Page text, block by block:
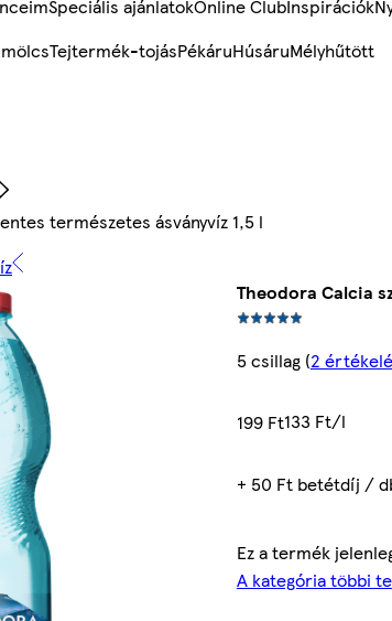
Speciális ajánlatokOnline ClubInspirációk
Tejtermék-tojásPékáruHúsáruMélyhűtött
természetes ásványvíz 1,5 l
Theodora Calcia
5 csillag(2
199 Ft133 Ft/l
+ 50 Ft betétdíj /
Ez a termék
A kategória többi